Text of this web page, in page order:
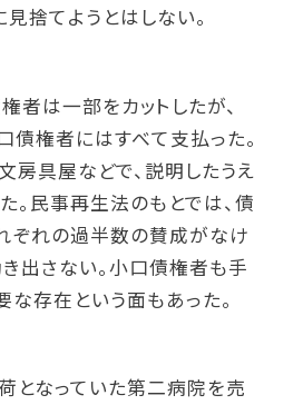
捨てようとはしない。
者は一部をカットしたが、
権者にはすべて支払った。
房具屋などで、説明したうえ
。民事再生法のもとでは、債
ぞれの過半数の賛成がなけ
出さない。小口債権者も手
存在という面もあった。
となっていた第二病院を売